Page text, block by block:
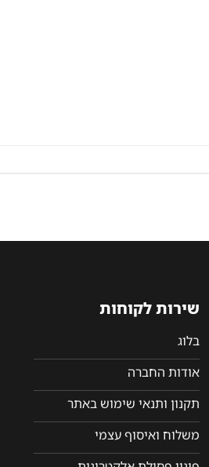
שירות לקוחות
בלוג
אודות החברה
תקנון ותנאי שימוש באתר
משלוח ואיסוף עצמי